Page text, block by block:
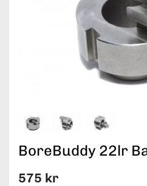
BoreBuddy 22lr
575 kr